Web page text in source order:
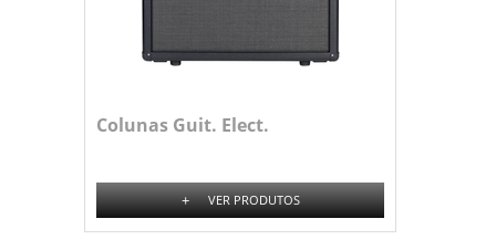
Colunas Guit. Elect.
+ VER PRODUTOS